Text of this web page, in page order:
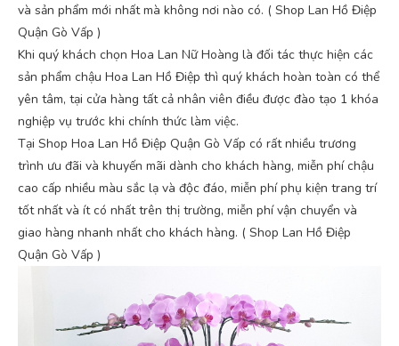
và sản phẩm mới nhất mà không nơi nào có. ( Shop Lan Hồ Điệp
Quận Gò Vấp )
Khi quý khách chọn Hoa Lan Nữ Hoàng là đối tác thực hiện các
sản phẩm chậu Hoa Lan Hồ Điệp thì quý khách hoàn toàn có thể
yên tâm, tại cửa hàng tất cả nhân viên điều được đào tạo 1 khóa
nghiệp vụ trước khi chính thức làm việc.
Tại Shop Hoa Lan Hồ Điệp Quận Gò Vấp có rất nhiều trương
trình ưu đãi và khuyến mãi dành cho khách hàng, miễn phí chậu
cao cấp nhiều màu sắc lạ và độc đáo, miễn phí phụ kiện trang trí
tốt nhất và ít có nhất trên thị trường, miễn phí vận chuyển và
giao hàng nhanh nhất cho khách hàng. ( Shop Lan Hồ Điệp
Quận Gò Vấp )